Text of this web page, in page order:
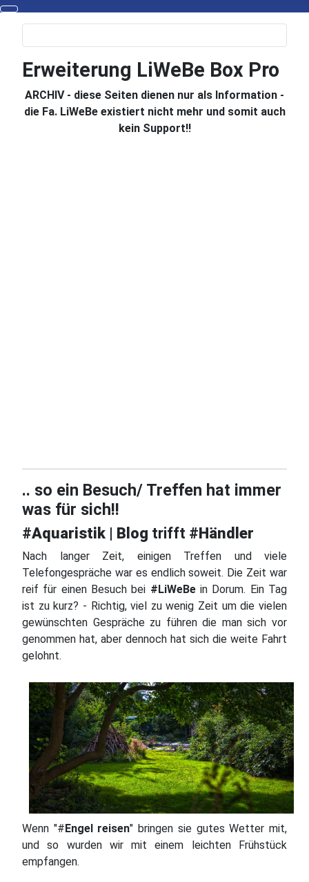
Erweiterung LiWeBe Box Pro
ARCHIV - diese Seiten dienen nur als Information -
die Fa. LiWeBe existiert nicht mehr und somit auch
kein Support!!
.. so ein Besuch/ Treffen hat immer
was für sich!!
#Aquaristik | Blog trifft #Händler
Nach langer Zeit, einigen Treffen und viele
Telefongespräche war es endlich soweit. Die Zeit war
reif für einen Besuch bei #LiWeBein Dorum. Ein Tag
ist zu kurz? - Richtig, viel zu wenig Zeit um die vielen
gewünschten Gespräche zu führen die man sich vor
genommen hat, aber dennoch hat sich die weite Fahrt
gelohnt.
Wenn "# Engel reisen" bringen sie gutes Wetter mit,
und so wurden wir mit einem leichten Frühstück
empfangen.